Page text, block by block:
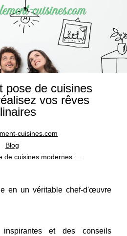
pose de cuisines
vos rêves
cuisines.com
Blog
de cuisines modernes :...
en un véritable chef-d'œuvre
et des conseils